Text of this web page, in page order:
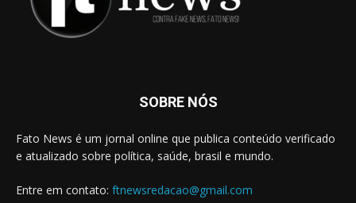
SOBRE NÓS
Fato News é um jornal online que publica conteúdo verificado
e atualizado sobre política, saúde, brasil e mundo.
Entre em contato: ftnewsredacao@gmail.com